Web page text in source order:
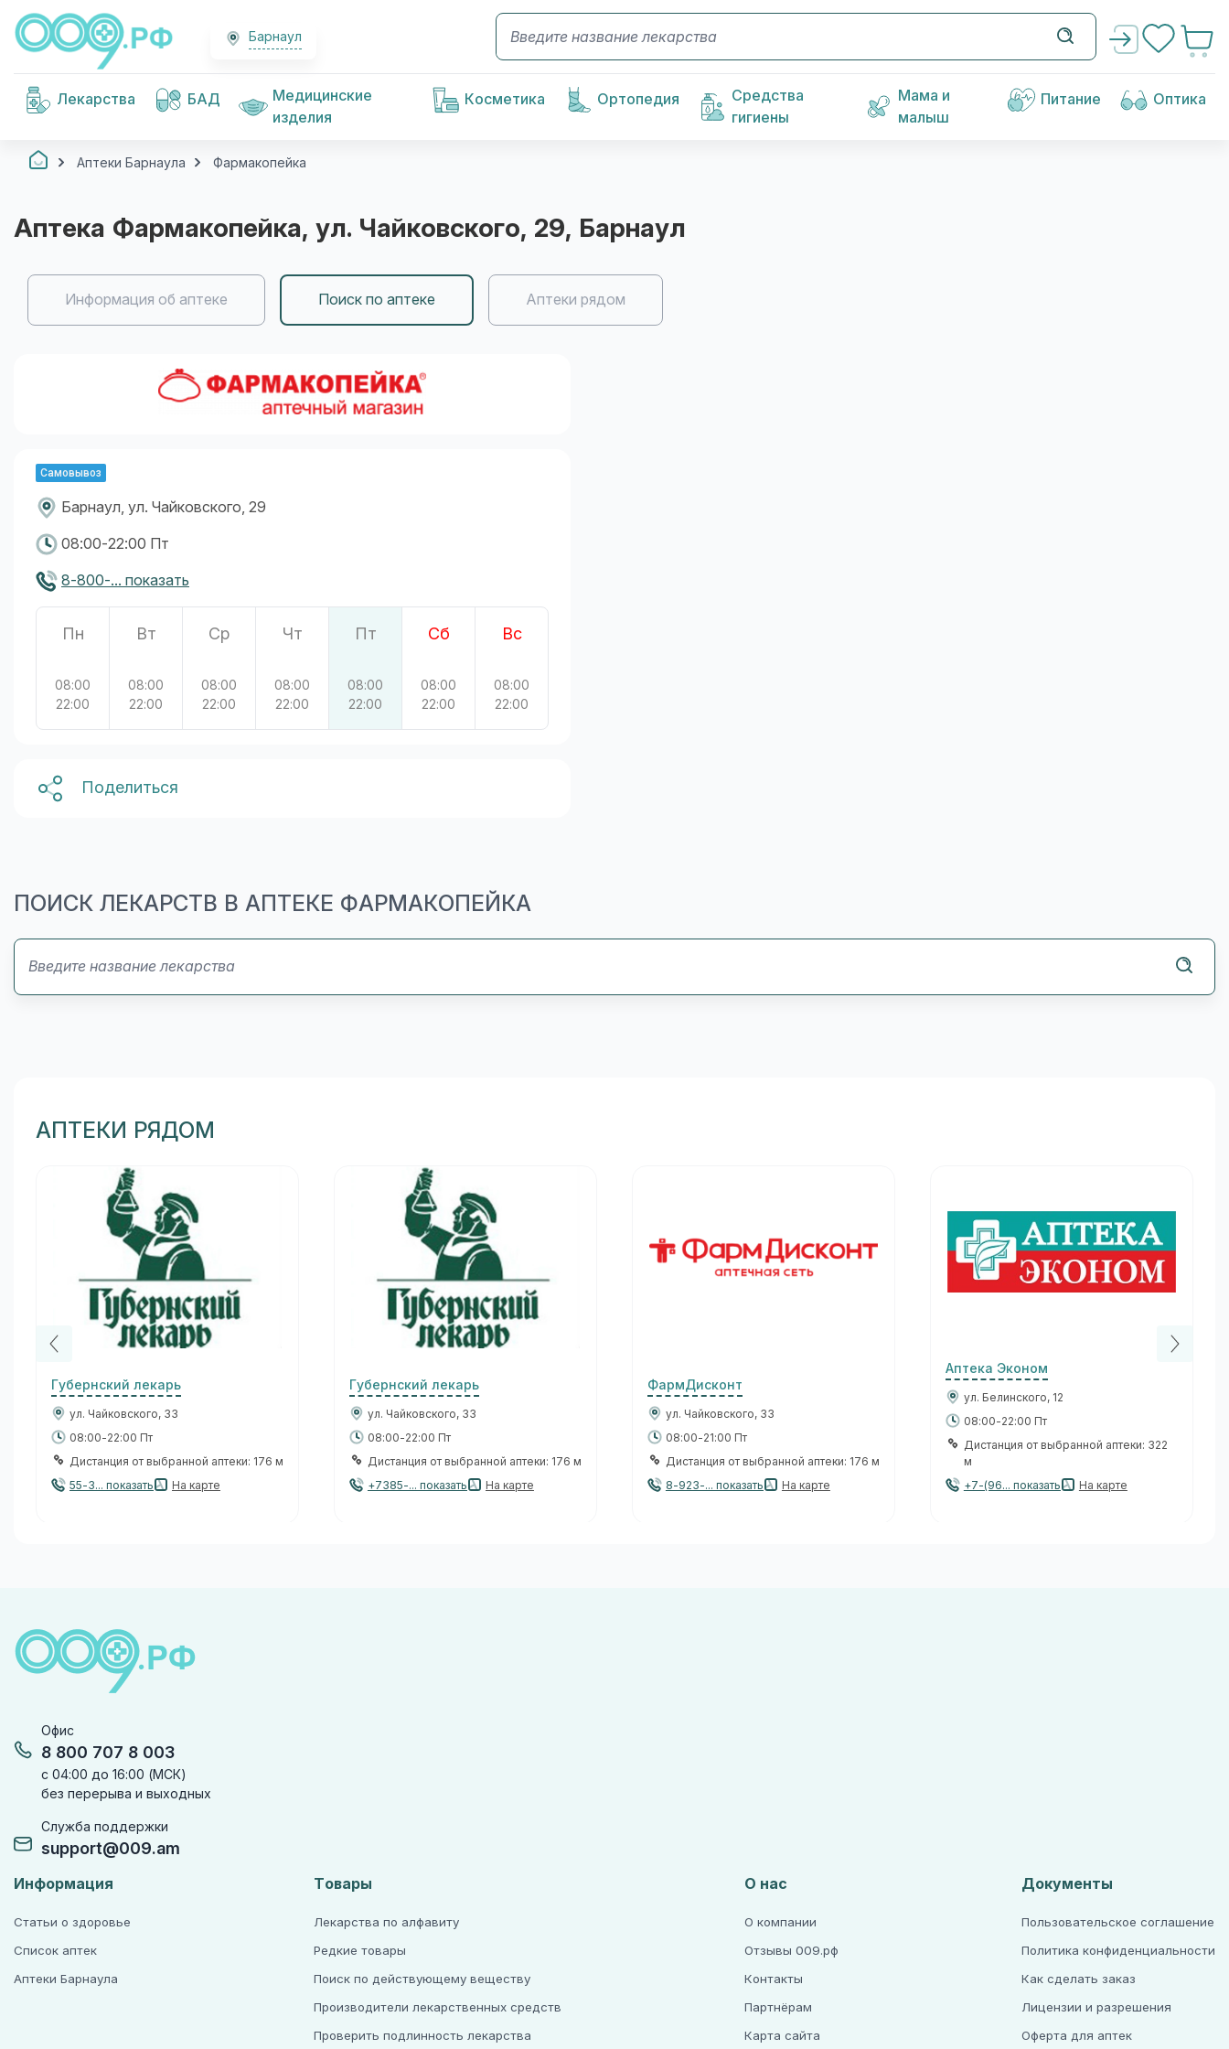
Барнаул
Лекарства БАД
Медицинские
изделия
Косметика Ортопедия
Средства
гигиены
Мама и
малыш
Питание Оптика
Аптеки Барнаула Фармакопейка
Аптека Фармакопейка, ул. Чайковского, 29, Барнаул
Информация об аптеке Поиск по аптеке Аптеки рядом
Самовывоз
Барнаул, ул. Чайковского, 29
08:00-22:00 Пт
8-800-... показать
Пн
08:00
22:00
Вт
08:00
22:00
Ср
08:00
22:00
Чт
08:00
22:00
Пт
08:00
22:00
Сб
08:00
22:00
Вс
08:00
22:00
Поделиться
ПОИСК ЛЕКАРСТВ В АПТЕКЕ ФАРМАКОПЕЙКА
АПТЕКИ РЯДОМ
Губернский лекарь
ул. Чайковского, 33
08:00-22:00 Пт
Дистанция от выбранной аптеки: 176 м
55-3... показать
На карте
Губернский лекарь
ул. Чайковского, 33
08:00-22:00 Пт
Дистанция от выбранной аптеки: 176 м
+7385-... показать
На карте
ФармДисконт
ул. Чайковского, 33
08:00-21:00 Пт
Дистанция от выбранной аптеки: 176 м
8-923-... показать
На карте
Аптека Эконом
ул. Белинского, 12
08:00-22:00 Пт
Дистанция от выбранной аптеки: 322
м
+7-(96... показать
На карте
Офис
8 800 707 8 003
с 04:00 до 16:00 (МСК)
без перерыва и выходных
Служба поддержки
support@009.am
Информация
Статьи о здоровье
Список аптек
Аптеки Барнаула
Товары
Лекарства по алфавиту
Редкие товары
Поиск по действующему веществу
Производители лекарственных средств
Проверить подлинность лекарства
О нас
О компании
Отзывы 009.рф
Контакты
Партнёрам
Карта сайта
Документы
Пользовательское соглашение
Политика конфиденциальности
Как сделать заказ
Лицензии и разрешения
Оферта для аптек